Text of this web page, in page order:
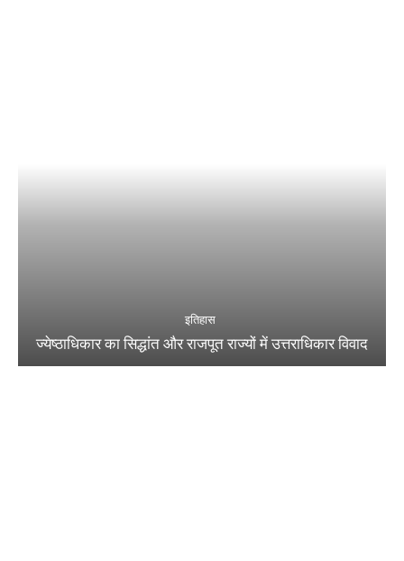
इतिहास
ज्येष्ठाधिकार का सिद्धांत और राजपूत राज्यों में उत्तराधिकार विवाद